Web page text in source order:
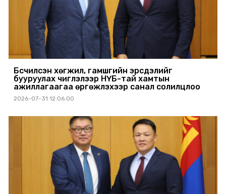
Бүсчилсэн хөгжил, гамшгийн эрсдэлийг
бууруулах чиглэлээр НҮБ-тай хамтын
ажиллагаагаа өргөжүүлэхээр санал солилцлоо
2026-07-31 12:06:00